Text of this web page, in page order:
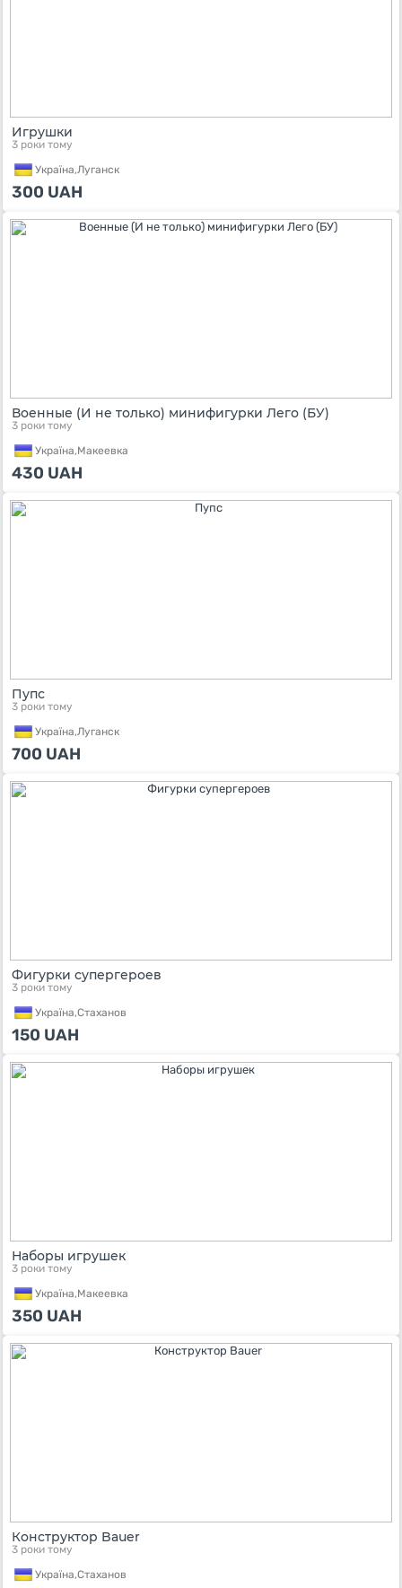
Игрушки
3 роки тому
Україна,Луганск
300 UAH
Военные (И не только) минифигурки Лего (БУ)
3 роки тому
Україна,Макеевка
430 UAH
Пупс
3 роки тому
Україна,Луганск
700 UAH
Фигурки супергероев
3 роки тому
Україна,Стаханов
150 UAH
Наборы игрушек
3 роки тому
Україна,Макеевка
350 UAH
Конструктор Bauer
3 роки тому
Україна,Стаханов